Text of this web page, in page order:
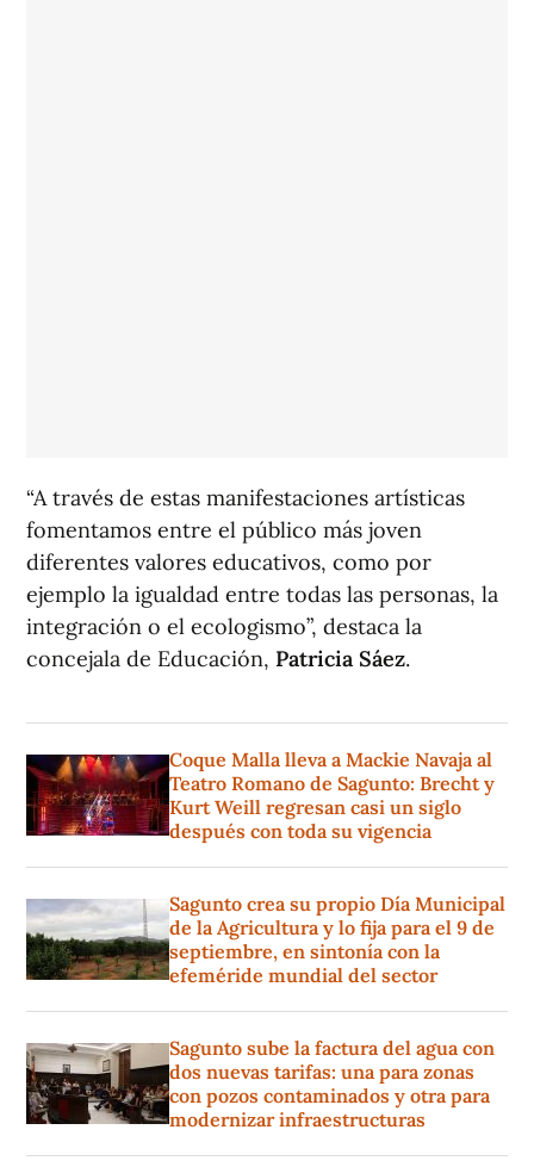
“A través de estas manifestaciones artísticas
fomentamos entre el público más joven
diferentes valores educativos, como por
ejemplo la igualdad entre todas las personas, la
integración o el ecologismo”, destaca la
concejala de Educación, Patricia Sáez.
Coque Malla lleva a Mackie Navaja al
Teatro Romano de Sagunto: Brecht y
Kurt Weill regresan casi un siglo
después con toda su vigencia
Sagunto crea su propio Día Municipal
de la Agricultura y lo fija para el 9 de
septiembre, en sintonía con la
efeméride mundial del sector
Sagunto sube la factura del agua con
dos nuevas tarifas: una para zonas
con pozos contaminados y otra para
modernizar infraestructuras